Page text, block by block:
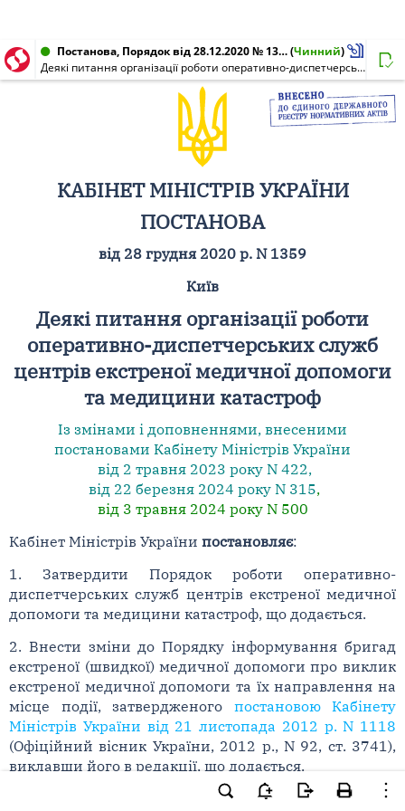
Постанова, Порядок від 28.12.2020 № 1359(Чинний)
Деякі питання організації роботи оперативно-диспетчерських служб центрів екстреної медичної допомоги та медицини катастроф